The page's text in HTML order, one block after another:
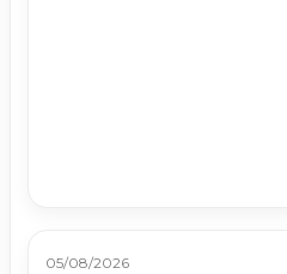
05/08/2026